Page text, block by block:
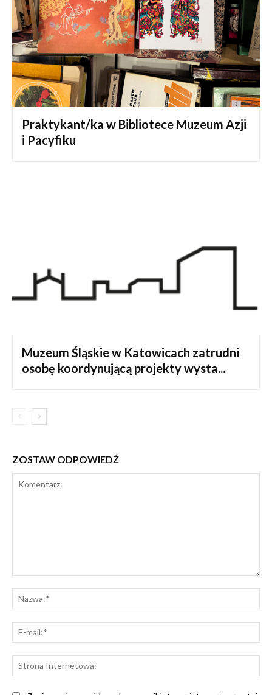
Praktykant/ka w Bibliotece Muzeum Azji
i Pacyfiku
Muzeum Śląskie w Katowicach zatrudni
osobę koordynującą projekty wysta...
ZOSTAW ODPOWIEDŹ